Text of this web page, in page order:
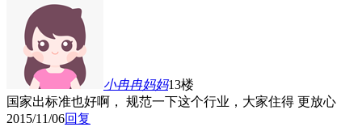
小冉冉妈妈13楼
国家出标准也好啊， 规范一下这个行业，大家住得 更放心
2015/11/06回复